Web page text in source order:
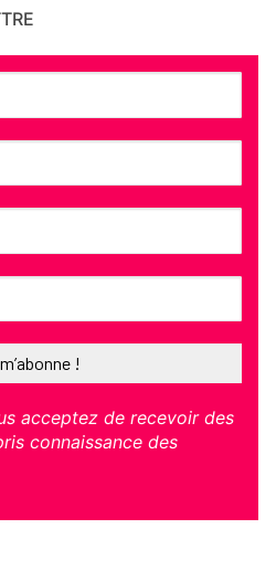
acceptez de recevoir des
connaissance des